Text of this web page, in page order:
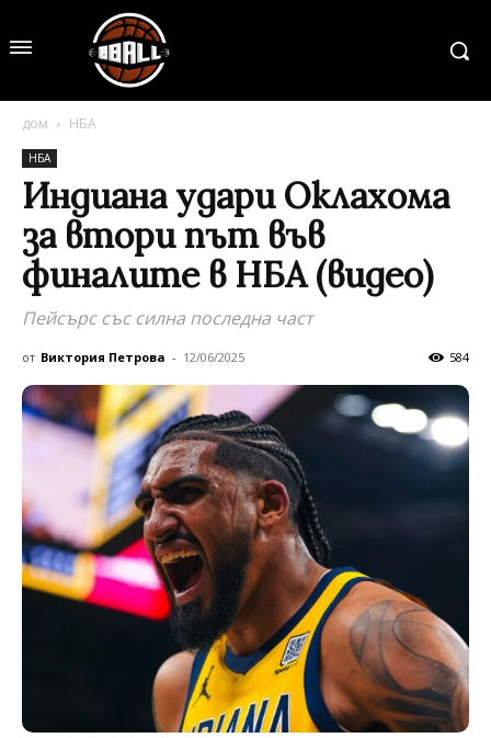
дом НБА
НБА
Индиана удари Оклахома
за втори път във
финалите в НБА (видео)
Пейсърс със силна последна част
от Виктория Петрова - 12/06/2025 584